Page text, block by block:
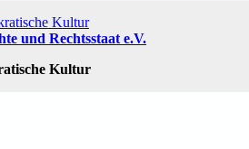
und Rechtsstaat e.V.
Kultur